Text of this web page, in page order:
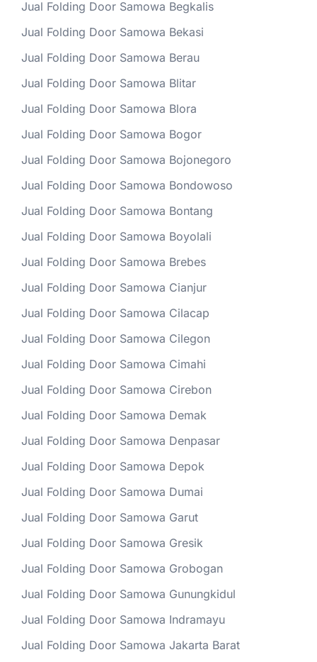
Jual Folding Door Samowa Begkalis
Jual Folding Door Samowa Bekasi
Jual Folding Door Samowa Berau
Jual Folding Door Samowa Blitar
Jual Folding Door Samowa Blora
Jual Folding Door Samowa Bogor
Jual Folding Door Samowa Bojonegoro
Jual Folding Door Samowa Bondowoso
Jual Folding Door Samowa Bontang
Jual Folding Door Samowa Boyolali
Jual Folding Door Samowa Brebes
Jual Folding Door Samowa Cianjur
Jual Folding Door Samowa Cilacap
Jual Folding Door Samowa Cilegon
Jual Folding Door Samowa Cimahi
Jual Folding Door Samowa Cirebon
Jual Folding Door Samowa Demak
Jual Folding Door Samowa Denpasar
Jual Folding Door Samowa Depok
Jual Folding Door Samowa Dumai
Jual Folding Door Samowa Garut
Jual Folding Door Samowa Gresik
Jual Folding Door Samowa Grobogan
Jual Folding Door Samowa Gunungkidul
Jual Folding Door Samowa Indramayu
Jual Folding Door Samowa Jakarta Barat